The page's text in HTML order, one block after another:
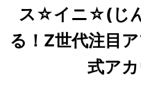
ス☆イニ☆(じ
る！Z世代注目
式ア